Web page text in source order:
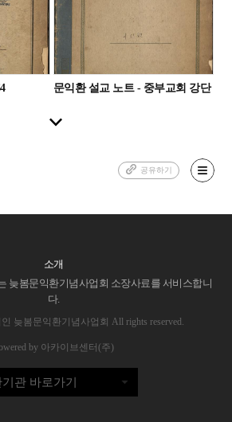
문익환 설교 노트 - 중부교회 강단
공유하기
소개
늦봄문익환기념사업회 소장사료를 서비스합니
다.
늦봄문익환기념사업회 All rights reserved.
by 아카이브센터(주)
기관 바로가기